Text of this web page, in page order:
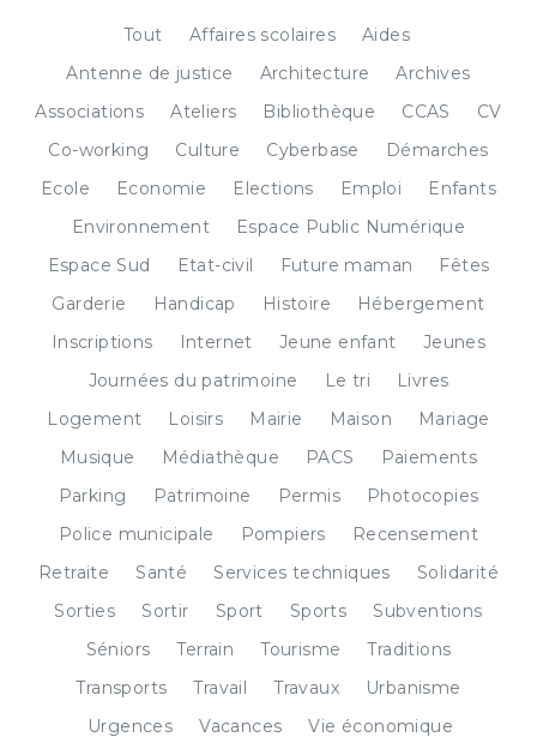
Tout Affaires scolaires
Aides
Antenne de justice
Architecture
Archives
Associations
Ateliers Bibliothèque CCAS
CV
Co-working
Culture Cyberbase
Démarches
Ecole
Economie Elections Emploi
Enfants
Environnement
Espace Public Numérique
Espace Sud
Etat-civil Future maman
Fêtes
Garderie
Handicap Histoire
Hébergement
Inscriptions
Internet Jeune enfant
Jeunes
Journées du patrimoine
Le tri
Livres
Logement
Loisirs Mairie Maison
Mariage
Musique
Médiathèque PACS
Paiements
Parking
Patrimoine Permis
Photocopies
Police municipale
Pompiers
Recensement
Retraite
Santé Services techniques
Solidarité
Sorties
Sortir Sport Sports
Subventions
Séniors
Terrain Tourisme
Traditions
Transports
Travail Travaux
Urbanisme
Urgences
Vacances Vie économique